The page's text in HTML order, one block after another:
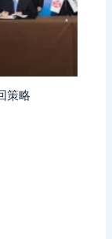
策略